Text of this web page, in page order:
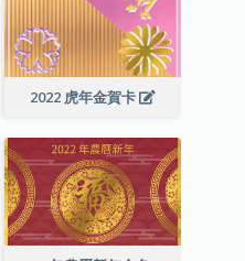
2022 虎年金賀卡